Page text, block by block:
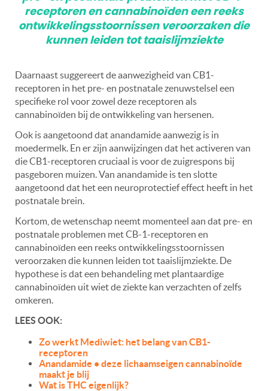
receptoren en cannabinoïdeneen reeks
ontwikkelingsstoornissen veroorzaken die
kunnen leiden tot taaislijmziekte
Daarnaast suggereert de aanwezigheid van CB1-
receptoren in het pre- en postnatale zenuwstelsel een
specifieke rol voor zowel deze receptoren als
cannabinoïden bij de ontwikkeling van hersenen.
Ook is aangetoond dat anandamide aanwezig is in
moedermelk. En er zijn aanwijzingen dat het activeren van
die CB1-receptoren cruciaal is voor de zuigrespons bij
pasgeboren muizen.Van anandamide is ten slotte
aangetoond dat het een neuroprotectief effect heeft in het
postnatale brein.
Kortom, de wetenschap neemt momenteel aan dat pre- en
postnatale problemen met CB-1-receptoren en
cannabinoïden een reeks ontwikkelingsstoornissen
veroorzaken die kunnen leiden tot taaislijmziekte. De
hypothese is dat een behandeling met plantaardige
cannabinoïden uit wiet de ziekte kan verzachten of zelfs
omkeren.
LEES OOK:
Zo werkt Mediwiet: het belang van CB1-
receptoren
Anandamide • deze lichaamseigen cannabinoïde
maakt je blij
Wat is THC eigenlijk?